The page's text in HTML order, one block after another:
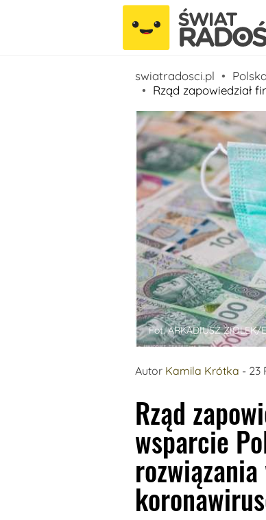
swiatradosci.pl
Polska
Rząd zapowiedział
Fot. ARKADIUSZ ZIOLEK/
Autor Kamila Krótka - 23
Rząd
wsparcie